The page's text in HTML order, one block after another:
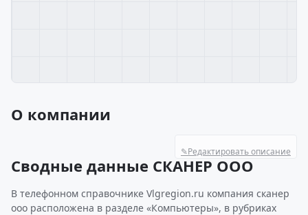
О компании
✎Редактировать описание
Сводные данные СКАНЕР ООО
В телефонном справочнике Vlgregion.ru компания сканер
ооо расположена в разделе «Компьютеры», в рубриках